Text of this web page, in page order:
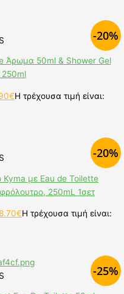
-20%
Άρωμα 50ml & Shower Gel
250ml
€Η τρέχουσα τιμή είναι:
-20%
με Eau de Toilette
250mL 1σετ
€Η τρέχουσα τιμή είναι:
-25%